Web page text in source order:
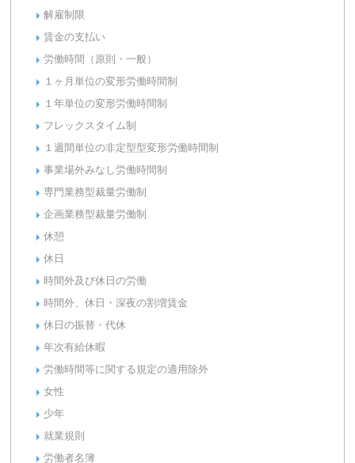
解雇制限
賃金の支払い
労働時間（原則・一般）
１ヶ月単位の変形労働時間制
１年単位の変形労働時間制
フレックスタイム制
１週間単位の非定型型変形労働時間制
事業場外みなし労働時間制
専門業務型裁量労働制
企画業務型裁量労働制
休憩
休日
時間外及び休日の労働
時間外、休日・深夜の割増賃金
休日の振替・代休
年次有給休暇
労働時間等に関する規定の適用除外
女性
少年
就業規則
労働者名簿